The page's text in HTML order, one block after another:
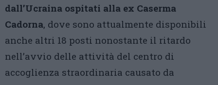
dall’Ucraina ospitati alla ex Caserma
Cadorna, dove sono attualmente disponibili
anche altri 18 posti nonostante il ritardo
nell’avvio delle attività del centro di
accoglienza straordinaria causato da